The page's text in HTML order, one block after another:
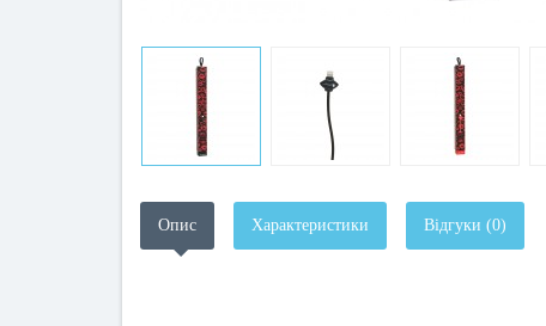
Опис Характеристики Відгуки (0)